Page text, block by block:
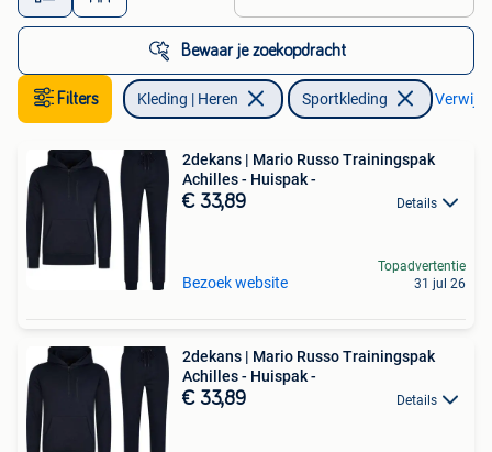
Bewaar je zoekopdracht
Filters Kleding | Heren Sportkleding
2dekans | Mario Russo Trainingspak
Achilles - Huispak -
€ 33,89 Details
Bezoek website
Topadvertentie
31 jul 26
2dekans | Mario Russo Trainingspak
Achilles - Huispak -
€ 33,89 Details